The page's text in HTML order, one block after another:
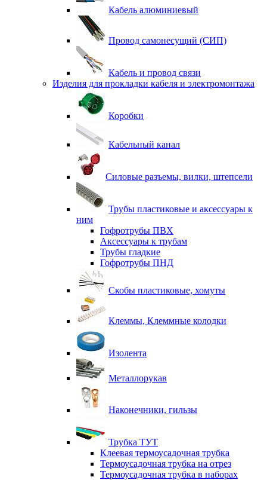
Кабель алюминиевый
Провод самонесущий (СИП)
Кабель и провод связи
Изделия для прокладки кабеля и электромонтажа
Коробки
Кабельный канал
Силовые разъемы, вилки, штепсели
Трубы пластиковые и аксессуары к
ним
Гофротрубы ПВХ
Аксессуары к трубам
Трубы гладкие
Гофротрубы ПНД
Скобы пластиковые, хомуты
Клеммы, Клеммные колодки
Изолента
Металлорукав
Наконечники, гильзы
Трубка ТУТ
Клеевая термоусадочная трубка
Термоусадочная трубка на отрез
Термоусадочная трубка в наборах